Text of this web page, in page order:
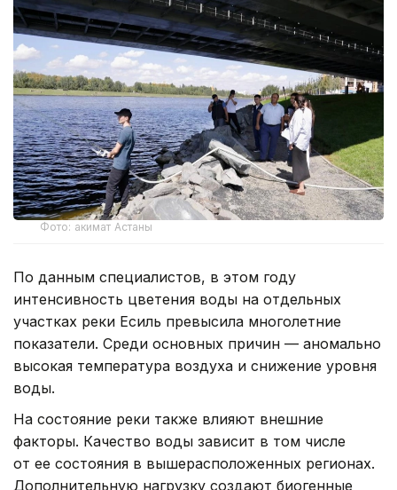
Фото: акимат Астаны
По данным специалистов, в этом году
интенсивность цветения воды на отдельных
участках реки Есиль превысила многолетние
показатели. Среди основных причин — аномально
высокая температура воздуха и снижение уровня
воды.
На состояние реки также влияют внешние
факторы. Качество воды зависит в том числе
от ее состояния в вышерасположенных регионах.
Дополнительную нагрузку создают биогенные